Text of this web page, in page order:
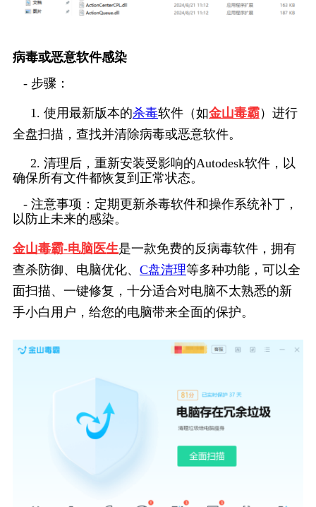
病毒或恶意软件感染
- 步骤：
1. 使用最新版本的杀毒软件（如金山毒霸）进行
全盘扫描，查找并清除病毒或恶意软件。
2. 清理后，重新安装受影响的Autodesk软件，以
确保所有文件都恢复到正常状态。
- 注意事项：定期更新杀毒软件和操作系统补丁，
以防止未来的感染。
金山毒霸-电脑医生是一款免费的反病毒软件，拥有
查杀防御、电脑优化、 C盘清理等多种功能，可以全
面扫描、一键修复，十分适合对电脑不太熟悉的新
手小白用户，给您的电脑带来全面的保护。